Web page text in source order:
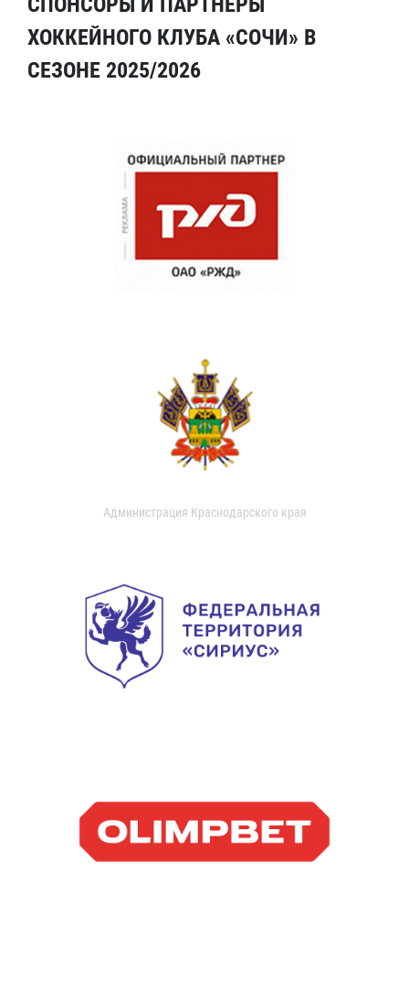
ХОККЕЙНОГО КЛУБА «СОЧИ» В
СЕЗОНЕ 2025/2026
Администрация Краснодарского края